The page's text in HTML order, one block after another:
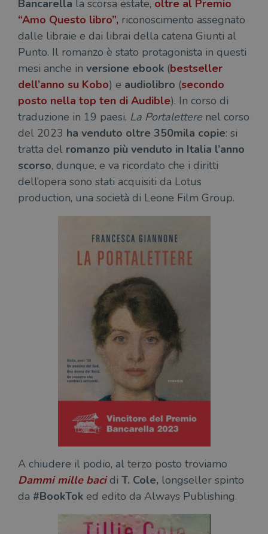
Bancarella la scorsa estate, oltre al Premio
“Amo Questo libro”, riconoscimento assegnato
dalle libraie e dai librai della catena Giunti al
Punto. Il romanzo è stato protagonista in questi
mesi anche in versione ebook (bestseller
dell’anno su Kobo) e audiolibro (secondo
posto nella top ten di Audible). In corso di
traduzione in 19 paesi, La Portalettere nel corso
del 2023 ha venduto oltre 350mila copie: si
tratta del romanzo più venduto in Italia l’anno
scorso, dunque, e va ricordato che i diritti
dell’opera sono stati acquisiti da Lotus
production, una società di Leone Film Group.
A chiudere il podio, al terzo posto troviamo
Dammi mille bacidi T. Cole, longseller spinto
da #BookTok ed edito da Always Publishing.